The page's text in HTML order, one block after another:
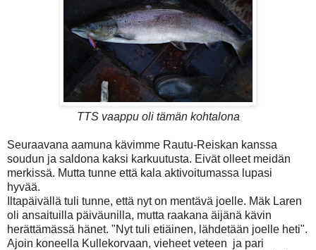
TTS vaappu oli tämän kohtalona
Seuraavana aamuna kävimme Rautu-Reiskan kanssa
soudun ja saldona kaksi karkuutusta. Eivät olleet meidän
merkissä. Mutta tunne että kala aktivoitumassa lupasi
hyvää.
Iltapäivällä tuli tunne, että nyt on mentävä joelle. Mäk Laren
oli ansaituilla päiväunilla, mutta raakana äijänä kävin
herättämässä hänet. "Nyt tuli etiäinen, lähdetään joelle heti".
Ajoin koneella Kullekorvaan, vieheet veteen ja pari